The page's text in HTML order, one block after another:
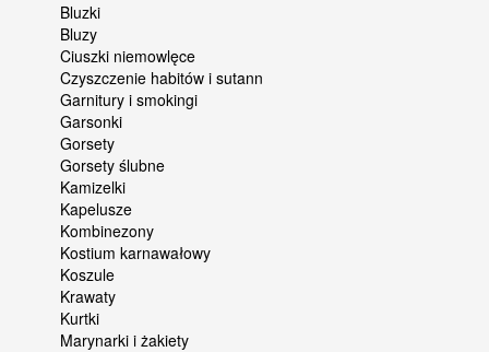
Bluzki
Bluzy
Ciuszki niemowlęce
Czyszczenie habitów i sutann
Garnitury i smokingi
Garsonki
Gorsety
Gorsety ślubne
Kamizelki
Kapelusze
Kombinezony
Kostium karnawałowy
Koszule
Krawaty
Kurtki
Marynarki i żakiety